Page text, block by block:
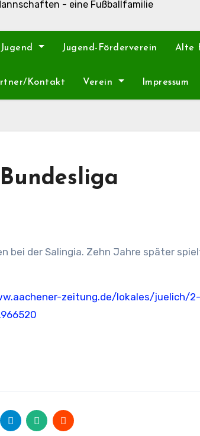
- eine Fußballfamilie
Jugend Jugend-Förderverein Alte
Kontakt Verein Impressum
zeitung.de/lokales/juelich/2-